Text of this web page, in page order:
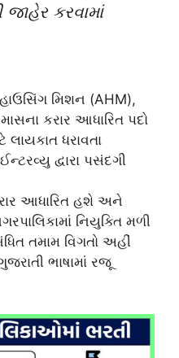
કરવામાં
મિશન (AHM),
કરાર આધારિત પદો
લાયકાત ધરાવતા
દ્વારા પસંદગી
આધારિત હશે અને
નિયુક્તિ મળી
તમામ વિગતો અહીં
ભાષામાં રજૂ